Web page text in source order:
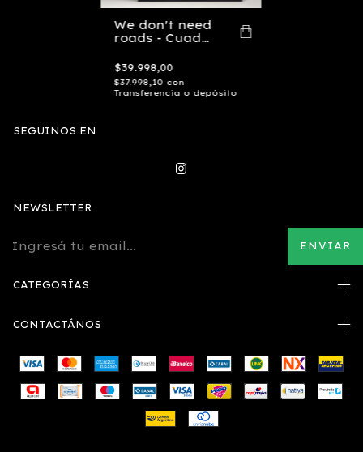
We don't need
roads - Cuadro
To The Future
$39.998,00
$37.998,10 con
Transferencia o depósito
SEGUINOS EN
NEWSLETTER
CATEGORÍAS
CONTACTÁNOS